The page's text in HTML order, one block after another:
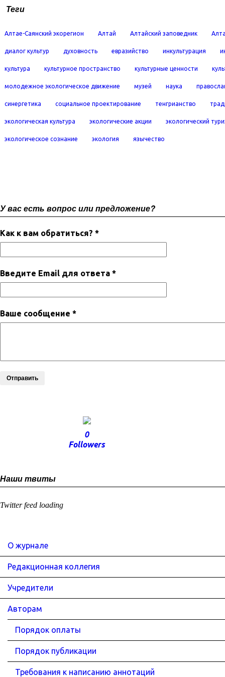
Теги
Алтае-Саянский экорегион Алтай Алтайский заповедник
диалог культур духовность евразийство инкультурация
культура культурное пространство культурные ценности
молодежное экологическое движение музей наука
синергетика социальное проектирование тенгрианство
экологическая культура экологические акции экологический
экологическое сознание экология язычество
У вас есть вопрос или предложение?
Как к вам обратиться? *
Введите Email для ответа *
Ваше сообщение *
Отправить
0
Followers
Наши твиты
Twitter feed loading
О журнале
Редакционная коллегия
Учредители
Авторам
Порядок оплаты
Порядок публикации
Требования к написанию аннотаций